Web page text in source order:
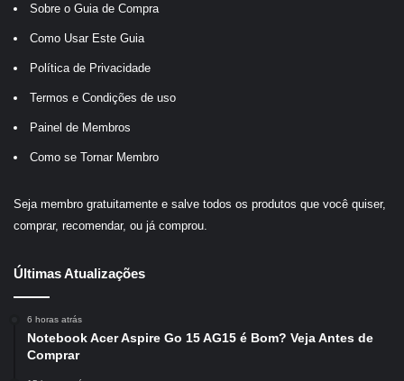
Sobre o Guia de Compra
Como Usar Este Guia
Política de Privacidade
Termos e Condições de uso
Painel de Membros
Como se Tornar Membro
Seja membro gratuitamente e salve todos os produtos que você quiser,
comprar, recomendar, ou já comprou.
Últimas Atualizações
6 horas atrás
Notebook Acer Aspire Go 15 AG15 é Bom? Veja Antes de
Comprar